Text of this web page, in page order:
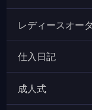
レディースオー
仕入日記
成人式